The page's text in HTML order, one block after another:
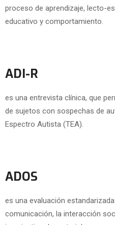
proceso de aprendizaje, lecto-
educativo y comportamiento.
ADI-R
es una entrevista clínica, que
de sujetos con sospechas de
Espectro Autista (TEA).
ADOS
es una evaluación
comunicación, la interacción